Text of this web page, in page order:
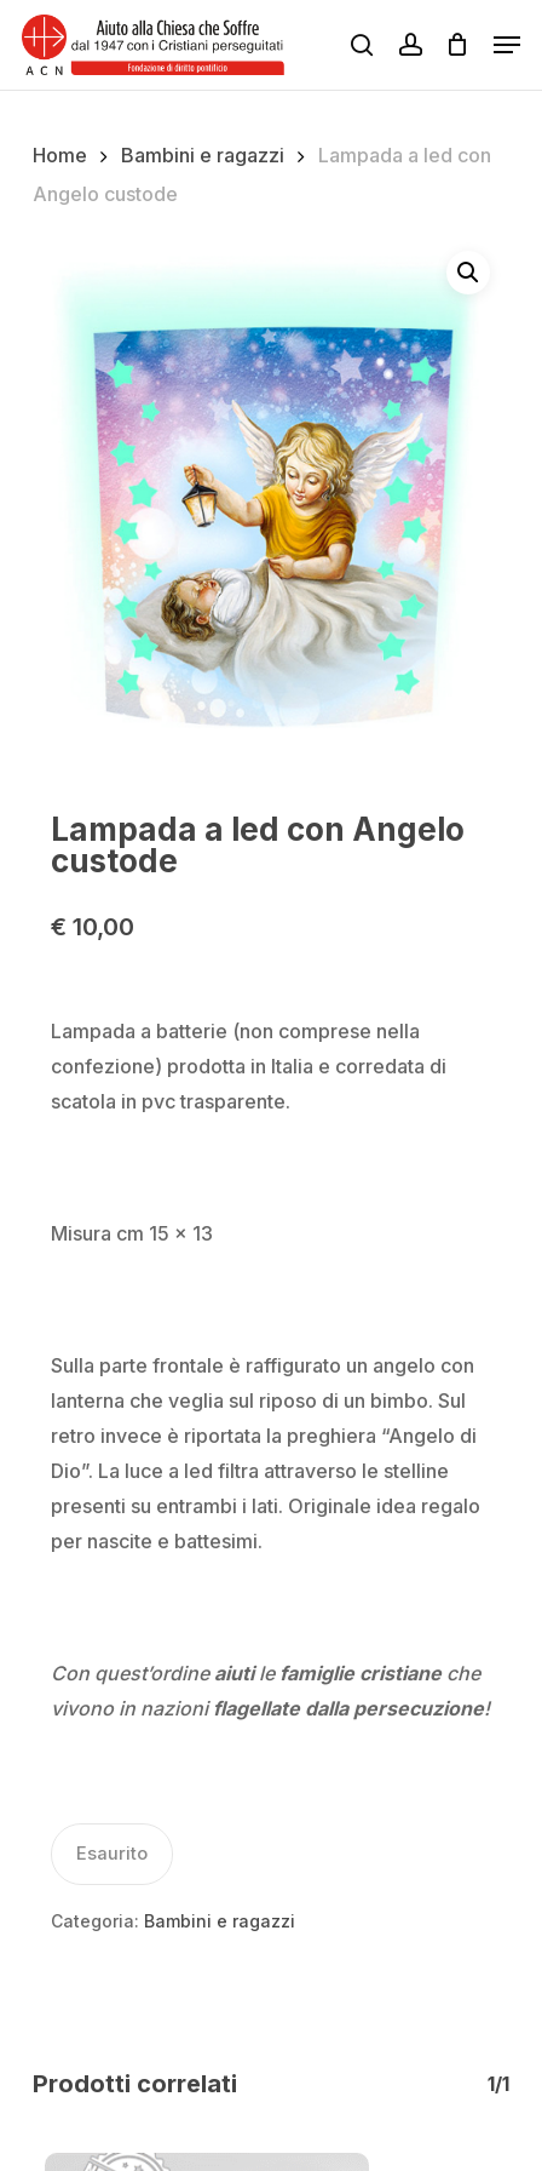
Skip
main
searchaccount
Home Bambini e ragazzi
Lampada a led con
Angelo custode
Lampada a led con Angelo
custode
€ 10,00
Lampada a batterie (non comprese nella
confezione) prodotta in Italia e corredata di
scatola in pvc trasparente.
Misura cm 15 x 13
Sulla parte frontale è raffigurato un angelo con
lanterna che veglia sul riposo di un bimbo. Sul
retro invece è riportata la preghiera “Angelo di
Dio”. La luce a led filtra attraverso le stelline
presenti su entrambi i lati. Originale idea regalo
per nascite e battesimi.
Con quest’ordine aiutile famiglie cristianeche
vivono in nazioniflagellate dalla persecuzione!
Esaurito
Categoria: Bambini e ragazzi
Prodotti correlati 1/1